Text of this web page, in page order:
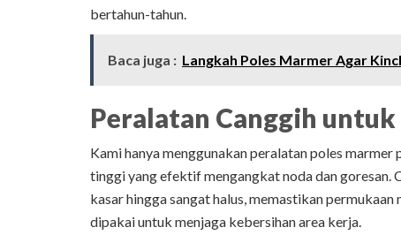
bertahun-tahun.
Baca juga : Langkah Poles Marmer Agar
Peralatan Canggih
Kami hanya menggunakan peralatan poles
tinggi yang efektif mengangkat noda dan goresan.
kasar hingga sangat halus, memastikan
dipakai untuk menjaga kebersihan area kerja.